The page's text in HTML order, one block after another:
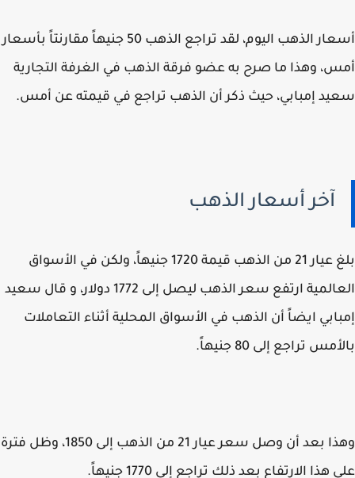
أسعار الذهب اليوم، لقد تراجع الذهب 50 جنيهاً مقارنتاً بأسعار
وهذا ما صرح به عضو فرقة الذهب في الغرفة التجارية
إمبابي، حيث ذكر أن الذهب تراجع في قيمته عن أمس.
آخر أسعار الذهب
بلغ عيار 21 من الذهب قيمة 1720 جنيهاً، ولكن في الأسواق
العالمية ارتفع سعر الذهب ليصل إلى 1772 دولار، و قال سعيد
ايضاً أن الذهب في الأسواق المحلية أثناء التعاملات
تراجع إلى 80 جنيهاً.
وهذا بعد أن وصل سعر عيار 21 من الذهب إلى 1850، وظل فترة
هذا الارتفاع بعد ذلك تراجع إلى 1770 جنيهاً.